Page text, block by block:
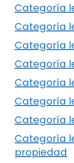
Categoría
Categoría
Categoría
Categoría
Categoría
Categoría
Categoría
Categoría
propiedad